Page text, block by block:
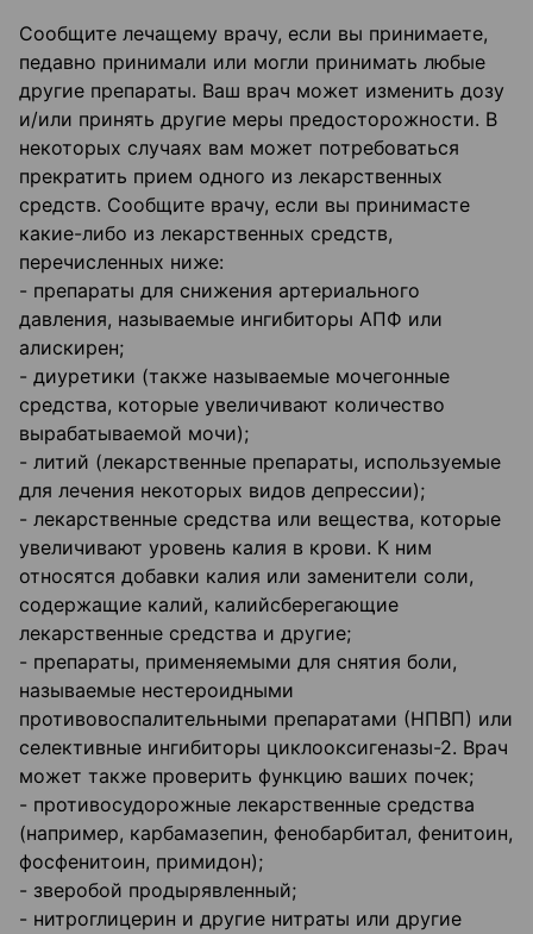
Сообщите лечащему врачу, если вы принимаете,
педавно принимали или могли принимать любые
другие препараты. Ваш врач может изменить дозу
и/или принять другие меры предосторожности. В
некоторых случаях вам может потребоваться
прекратить прием одного из лекарственных
средств. Сообщите врачу, если вы принимасте
какие-либо из лекарственных средств,
перечисленных ниже:
- препараты для снижения артериального
давления, называемые ингибиторы АПФ или
алискирен;
- диуретики (также называемые мочегонные
средства, которые увеличивают количество
вырабатываемой мочи);
- литий (лекарственные препараты, используемые
для лечения некоторых видов депрессии);
- лекарственные средства или вещества, которые
увеличивают уровень калия в крови. К ним
относятся добавки калия или заменители соли,
содержащие калий, калийсберегающие
лекарственные средства и другие;
- препараты, применяемыми для снятия боли,
называемые нестероидными
противовоспалительными препаратами (НПВП) или
селективные ингибиторы циклооксигеназы-2. Врач
может также проверить функцию ваших почек;
- противосудорожные лекарственные средства
(например, карбамазепин, фенобарбитал, фенитоин,
фосфенитоин, примидон);
- зверобой продырявленный;
- нитроглицерин и другие нитраты или другие